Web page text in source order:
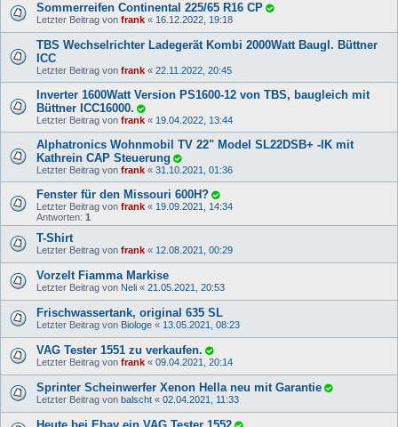
Sommerreifen Continental 225/65 R16 CP
Letzter Beitrag von frank « 16.12.2022, 19:18
TBS Wechselrichter Ladegerät Kombi 2000Watt Baugl. Büttner
ICC
Letzter Beitrag von frank « 22.11.2022, 20:45
Inverter 1600Watt Version PS1600-12 von TBS, baugleich mit
Büttner ICC16000.
Letzter Beitrag von frank « 19.04.2022, 13:44
Alphatronics Wohnmobil TV 22" Model SL22DSB+ -IK mit
Kathrein CAP Steuerung
Letzter Beitrag von frank « 31.10.2021, 01:36
Fenster für den Missouri 600H?
Letzter Beitrag von frank « 19.09.2021, 14:34
Antworten: 1
T-Shirt
Letzter Beitrag von frank « 12.08.2021, 00:29
Vorzelt Fiamma Markise
Letzter Beitrag von Neli « 21.05.2021, 20:53
Frischwassertank, original 635 SL
Letzter Beitrag von Biologe « 13.05.2021, 08:23
VAG Tester 1551 zu verkaufen.
Letzter Beitrag von frank « 09.04.2021, 20:14
Sprinter Scheinwerfer Xenon Hella neu mit Garantie
Letzter Beitrag von balscht « 02.04.2021, 11:33